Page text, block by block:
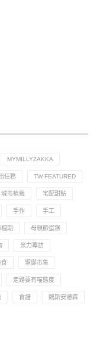
MYMILLYZAKKA
任務 TW-FEATURED
城市植栽 宅配甜點
手作 手工
期 母親節蛋糕
米力專訪
食 聖誕市集
走路要有喵態度
食譜 魏斯安德森